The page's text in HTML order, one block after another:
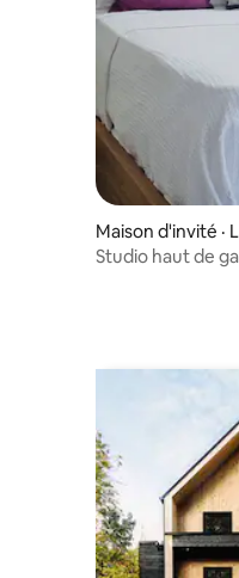
Maison d'invité ·
Studio haut de